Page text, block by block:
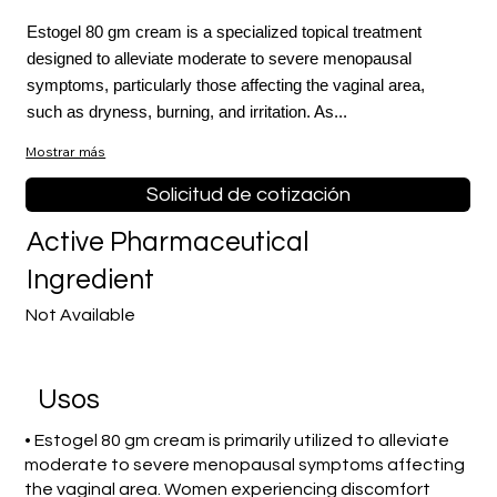
Estogel 80 gm cream is a specialized topical treatment
designed to alleviate moderate to severe menopausal
symptoms, particularly those affecting the vaginal area,
such as dryness, burning, and irritation. As...
Mostrar más
Solicitud de cotización
Not Available
Active Pharmaceutical
Ingredient
​Usos
• Estogel 80 gm cream is primarily utilized to alleviate
moderate to severe menopausal symptoms affecting
the vaginal area. Women experiencing discomfort